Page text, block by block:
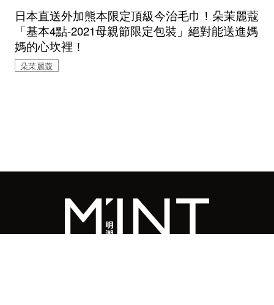
日本直送外加熊本限定頂級今治毛巾！朵茉麗蔻
「基本4點-2021母親節限定包裝」絕對能送進媽
媽的心坎裡！
朵茉麗蔻